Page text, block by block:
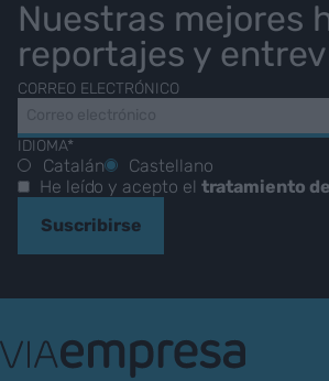
Nuestras mejores
reportajes y
CORREO ELECTRÓNICO
IDIOMA*
Catalán
Castellano
He leído y acepto el tratamiento
Suscribirse